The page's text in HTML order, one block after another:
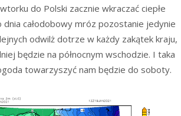
do Polski zacznie wkraczać ciepłe
całodobowy mróz pozostanie jedynie
odwilż dotrze w każdy zakątek kraju,
będzie na północnym wschodzie. I taka
towarzyszyć nam będzie do soboty.